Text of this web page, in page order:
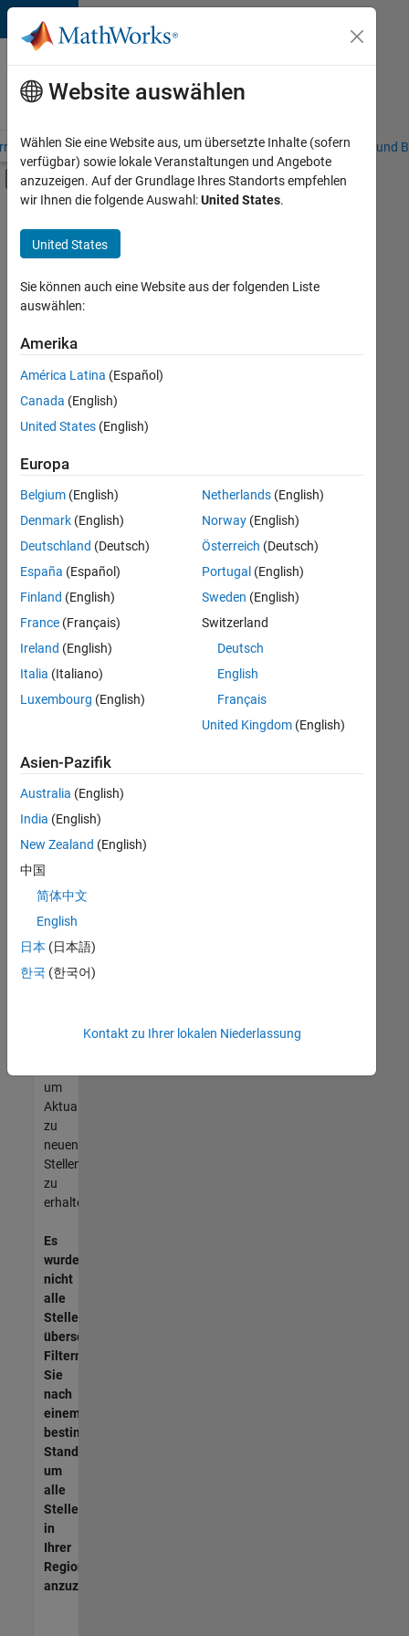
Weiter zum Inhalt
Karriere
bei
MathWorks
– Übersicht Stellensuche Niederlassungen Studierende und
Umschaltung für Off-Canvas-
Hauptinhalt
Education Sales
Marketing Communications
Finance and Operations
Human Resources
+3
Derzeit
es
keine
offenen
Stellen,
Ihren
Suchkriterien
entsprechen.
können
die
Suchkriterien
weiter
fassen
oder
alle
Stellenangebote
anzeigen .
noch
keine
offenen
Stellen
können,
die
Ihren
entsprechen,
werden
unseres
um
Aktualisierungen
zu
neuen
Stellenangeboten
zu
erhalten.
Es
wurden
nicht
alle
Stellen
übersetzt.
Filtern
Sie
nach
einem
bestimmten
Standort,
um
alle
Stellenangebote
in
Ihrer
Region
anzuzeigen.
Website auswählen
Wählen Sie eine Website aus, um übersetzte Inhalte (sofern
verfügbar) sowie lokale Veranstaltungen und Angebote
anzuzeigen. Auf der Grundlage Ihres Standorts empfehlen
wir Ihnen die folgende Auswahl:United States.
United States
Sie können auch eine Website aus der folgenden Liste
auswählen:
Amerika
América Latina (Español)
Canada (English)
United States (English)
Europa
Belgium (English)
Denmark (English)
Deutschland (Deutsch)
España (Español)
Finland (English)
France (Français)
Ireland (English)
Italia (Italiano)
Luxembourg (English)
Netherlands(English)
Norway(English)
Österreich (Deutsch)
Portugal (English)
Sweden (English)
Switzerland
Deutsch
English
Français
United Kingdom(English)
Asien-Pazifik
Australia (English)
India (English)
New Zealand (English)
中国
简体中文
English
日本 (日本語)
한국 (한국어)
Kontakt zu Ihrer lokalen Niederlassung